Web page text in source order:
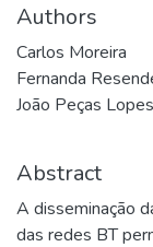
Authors
Carlos Moreira
Fernanda
João Peças Lopes
Abstract
A disseminação
das redes BT